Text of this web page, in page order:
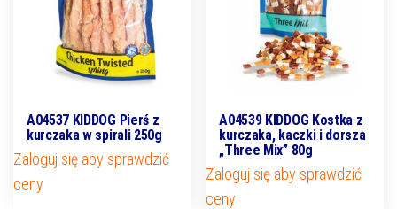
A04537 KIDDOG Pierś z
kurczaka w spirali 250g
Zaloguj się aby sprawdzić
ceny
A04539 KIDDOG Kostka z
kurczaka, kaczki i dorsza
„Three Mix” 80g
Zaloguj się aby sprawdzić
ceny